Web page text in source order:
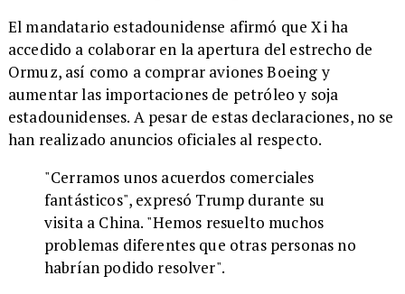
El mandatario estadounidense afirmó que Xi ha
accedido a colaborar en la apertura del estrecho de
Ormuz, así como a comprar aviones Boeing y
aumentar las importaciones de petróleo y soja
estadounidenses. A pesar de estas declaraciones, no se
han realizado anuncios oficiales al respecto.
"Cerramos unos acuerdos comerciales
fantásticos", expresó Trump durante su
visita a China. "Hemos resuelto muchos
problemas diferentes que otras personas no
habrían podido resolver".